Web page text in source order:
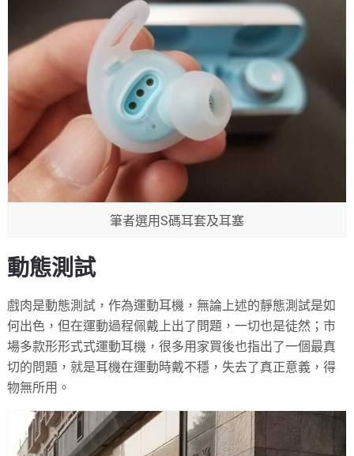
筆者選用S碼耳套及耳塞
動態測試
戲肉是動態測試，作為運動耳機，無論上述的靜態測試是如
何出色，但在運動過程佩戴上出了問題，一切也是徒然；市
場多款形形式式運動耳機，很多用家買後也指出了一個最真
切的問題，就是耳機在運動時戴不穩，失去了真正意義，得
物無所用。